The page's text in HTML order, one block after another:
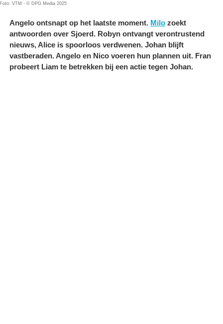
Foto: VTM - © DPG Media 2025
Angelo ontsnapt op het laatste moment. Milo zoekt
antwoorden over Sjoerd. Robyn ontvangt verontrustend
nieuws, Alice is spoorloos verdwenen. Johan blijft
vastberaden. Angelo en Nico voeren hun plannen uit. Fran
probeert Liam te betrekken bij een actie tegen Johan.